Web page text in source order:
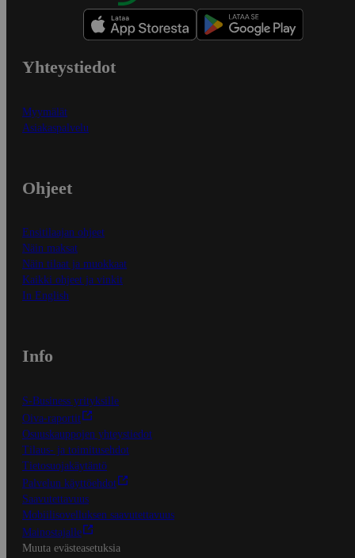
Yhteystiedot
Myymälät
Asiakaspalvelu
Ohjeet
Ensitilaajan ohjeet
Näin maksat
Näin tilaat ja muokkaat
Kaikki ohjeet ja vinkit
In English
Info
S-Business yrityksille
Oiva-raportit
Osuuskauppojen yhteystiedot
Tilaus- ja toimitusehdot
Tietosuojakäytäntö
Palvelun käyttöehdot
Saavutettavuus
Mobiilisovelluksen saavutettavuus
Mainostajalle
Muuta evästeasetuksia